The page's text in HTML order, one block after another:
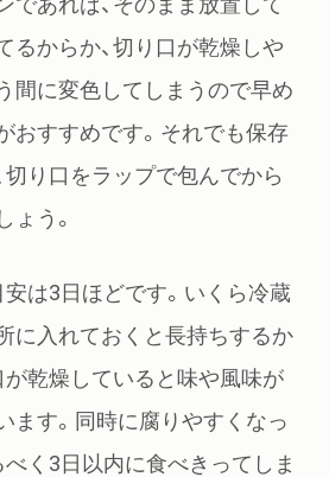
るからか、切り口が乾燥しや
間に変色してしまうので早め
おすすめです。それでも保存
切り口をラップで包んでから
ょう。
安は3日ほどです。いくら冷蔵
に入れておくと長持ちするか
が乾燥していると味や風味が
ます。同時に腐りやすくなっ
べく3日以内に食べきってしま